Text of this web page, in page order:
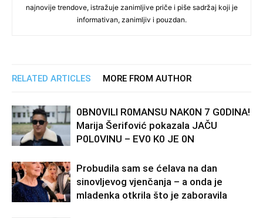
najnovije trendove, istražuje zanimljive priče i piše sadržaj koji je
informativan, zanimljiv i pouzdan.
RELATED ARTICLES MORE FROM AUTHOR
0BN0VlLl R0MANSU NAK0N 7 G0DlNA!
Marija Šerifović pokazala JAČU
P0L0VINU – EV0 K0 JE 0N
Probudila sam se ćelava na dan
sinovljevog vjenčanja – a onda je
mladenka otkrila što je zaboravila